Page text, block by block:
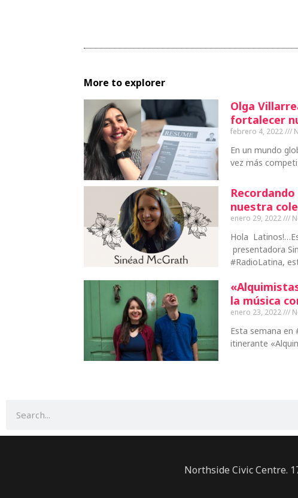
More to explorer
Olga
fortalecer
febrero 4, 2022
En un mundo
vez más
nuestra
enero 29, 2022
Hola
presentadora
#RadioLatina,
la música
enero 23, 2022
Esta semana en
itinerante
Northside Civic Centre.